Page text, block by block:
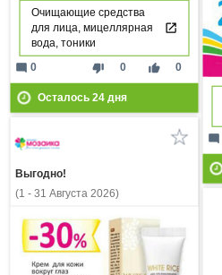
Очищающие средства
для лица, мицеллярная
вода, тоники
thumb_down 0 thumb_up 0
mode_comment 0
Осталось 24дня
mode_comment
Выгодно!
(1 - 31 Августа 2026)